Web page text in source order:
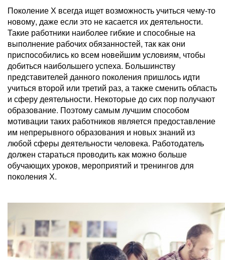
Поколение Х всегда ищет возможность учиться чему-то
новому, даже если это не касается их деятельности.
Такие работники наиболее гибкие и способные на
выполнение рабочих обязанностей, так как они
приспособились ко всем новейшим условиям, чтобы
добиться наибольшего успеха. Большинству
представителей данного поколения пришлось идти
учиться второй или третий раз, а также сменить область
и сферу деятельности. Некоторые до сих пор получают
образование. Поэтому самым лучшим способом
мотивации таких работников является предоставление
им непрерывного образования и новых знаний из
любой сферы деятельности человека. Работодатель
должен стараться проводить как можно больше
обучающих уроков, мероприятий и тренингов для
поколения Х.